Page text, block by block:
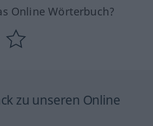
Online Wörterbuch?
zu unseren Online